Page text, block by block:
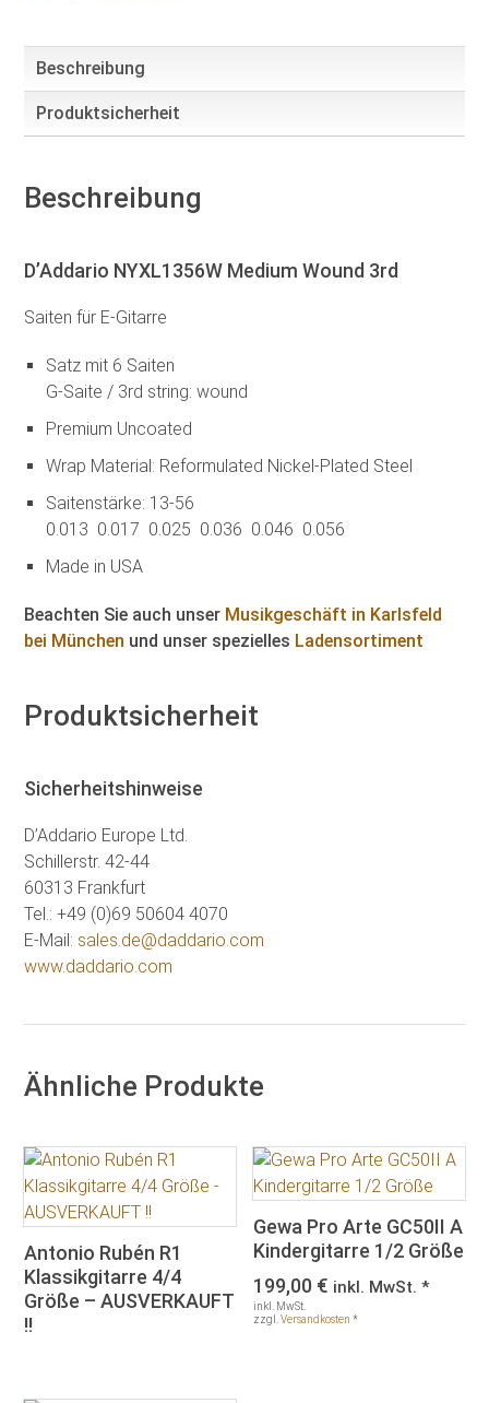
Beschreibung
Produktsicherheit
Beschreibung
D’Addario NYXL1356W Medium Wound 3rd
Saiten für E-Gitarre
Satz mit 6 Saiten
G-Saite / 3rd string: wound
Premium Uncoated
Wrap Material: Reformulated Nickel-Plated Steel
Saitenstärke: 13-56
0.013 0.017 0.025 0.036 0.046 0.056
Made in USA
Beachten Sie auch unser Musikgeschäft in Karlsfeld
bei München und unser spezielles Ladensortiment
Produktsicherheit
Sicherheitshinweise
D’Addario Europe Ltd.
Schillerstr. 42-44
60313 Frankfurt
Tel.: +49 (0)69 50604 4070
E-Mail: sales.de@daddario.com
www.daddario.com
Ähnliche Produkte
Antonio Rubén R1
Klassikgitarre 4/4
Größe – AUSVERKAUFT
!!
Gewa Pro Arte GC50II A
Kindergitarre 1/2 Größe
199,00 € inkl. MwSt. *
inkl. MwSt.
zzgl.Versandkosten *